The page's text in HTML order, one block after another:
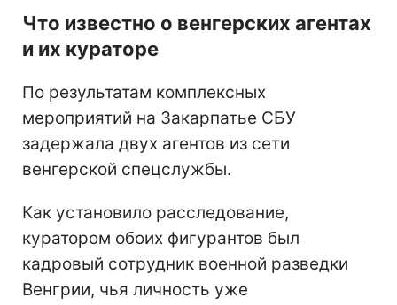
Что известно о венгерских агентах
и их кураторе
По результатам комплексных
мероприятий на Закарпатье СБУ
задержала двух агентов из сети
венгерской спецслужбы.
Как установило расследование,
куратором обоих фигурантов был
кадровый сотрудник военной разведки
Венгрии, чья личность уже